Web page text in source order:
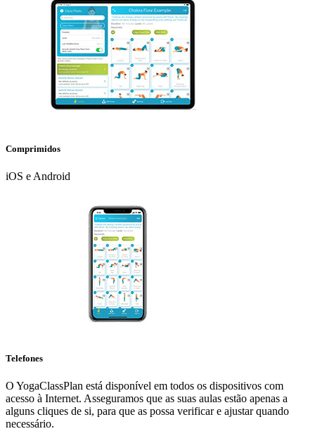
Comprimidos
iOS e Android
Telefones
O YogaClassPlan está disponível em todos os dispositivos com
acesso à Internet. Asseguramos que as suas aulas estão apenas a
alguns cliques de si, para que as possa verificar e ajustar quando
necessário.